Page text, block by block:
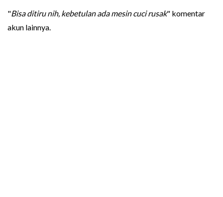
"Bisa ditiru nih, kebetulan ada mesin cuci rusak" komentar
akun lainnya.